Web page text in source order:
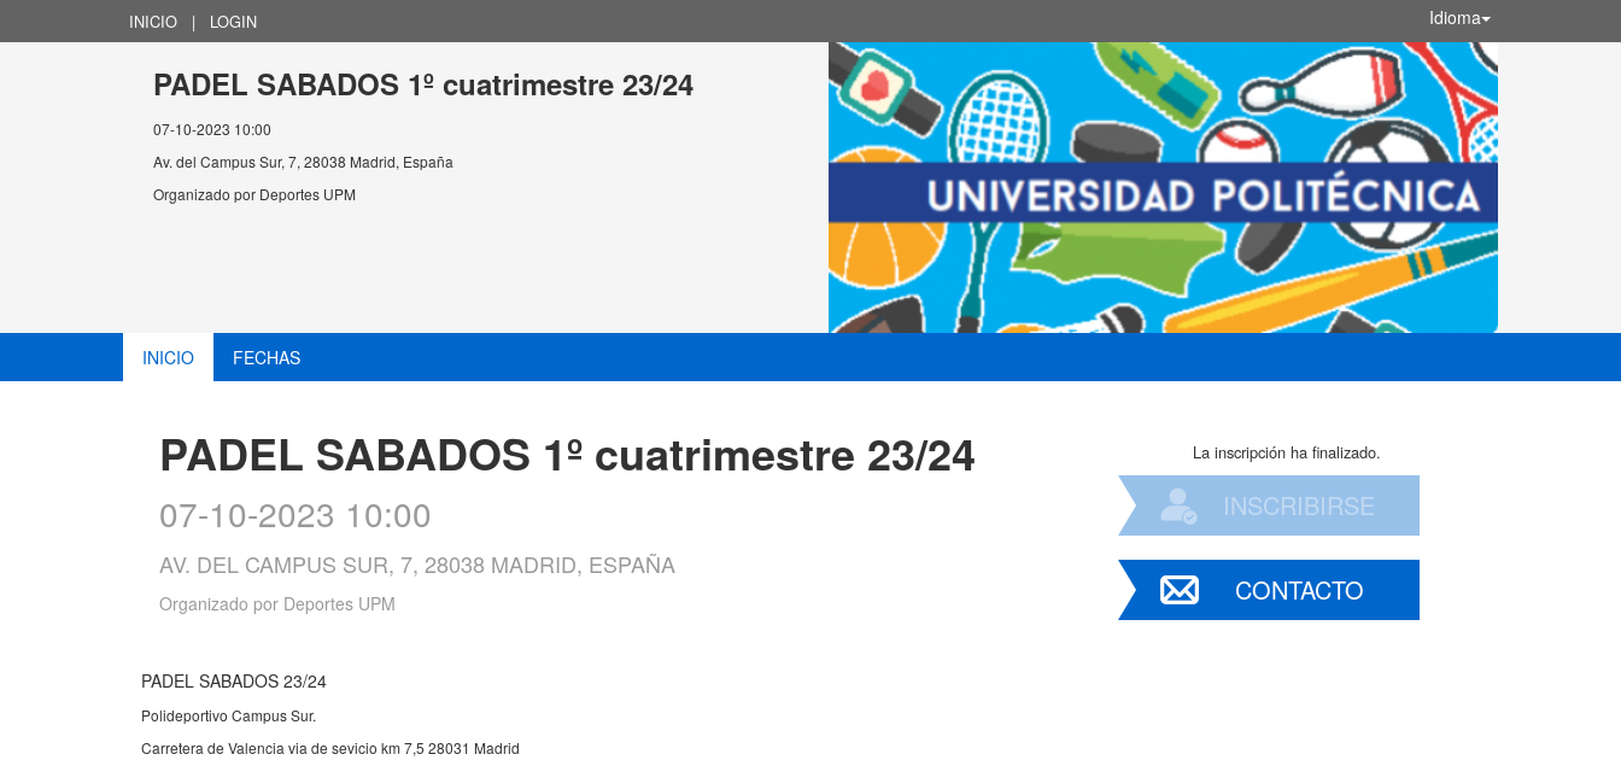
INICIO | LOGIN Idioma
PADEL SABADOS 1º cuatrimestre 23/24
07-10-2023 10:00
Av. del Campus Sur, 7, 28038 Madrid, España
Organizado por Deportes UPM
INICIO FECHAS
PADEL SABADOS 1º cuatrimestre 23/24
07-10-2023 10:00
AV. DEL CAMPUS SUR, 7, 28038 MADRID, ESPAÑA
Organizado por Deportes UPM
La inscripción ha finalizado.
INSCRIBIRSE
CONTACTO
PADEL SABADOS 23/24
Polideportivo Campus Sur.
Carretera de Valencia via de sevicio km 7,5 28031 Madrid